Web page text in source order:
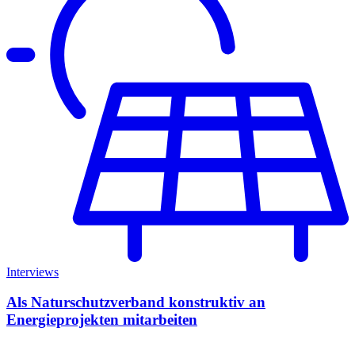
Interviews
Als Naturschutzverband konstruktiv an
Energieprojekten mitarbeiten